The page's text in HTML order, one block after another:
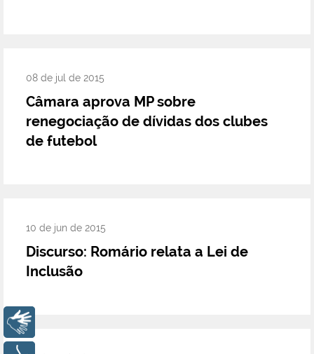
08 de jul de 2015
Câmara aprova MP sobre
renegociação de dívidas dos clubes
de futebol
10 de jun de 2015
Discurso: Romário relata a Lei de
Inclusão